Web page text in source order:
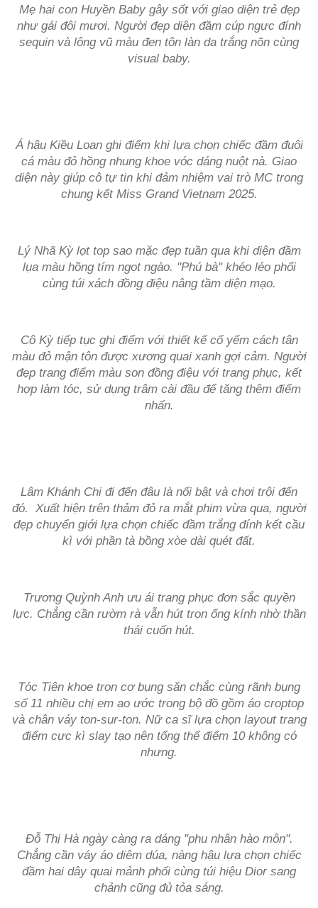
Mẹ hai con Huyền Baby gây sốt với giao diện trẻ đẹp
như gái đôi mươi. Người đẹp diện đầm cúp ngực đính
sequin và lông vũ màu đen tôn làn da trắng nõn cùng
visual baby.
Á hậu Kiều Loan ghi điểm khi lựa chọn chiếc đầm đuôi
cá màu đỏ hồng nhung khoe vóc dáng nuột nà. Giao
diện này giúp cô tự tin khi đảm nhiệm vai trò MC trong
chung kết Miss Grand Vietnam 2025.
Lý Nhã Kỳ lọt top sao mặc đẹp tuần qua khi diện đầm
lụa màu hồng tím ngọt ngào. "Phú bà" khéo léo phối
cùng túi xách đồng điệu nâng tầm diện mạo.
Cô Kỳ tiếp tục ghi điểm với thiết kế cổ yếm cách tân
màu đỏ mận tôn được xương quai xanh gợi cảm. Người
đẹp trang điểm màu son đồng điệu với trang phục, kết
hợp làm tóc, sử dụng trâm cài đầu để tăng thêm điểm
nhấn.
Lâm Khánh Chi đi đến đâu là nổi bật và chơi trội đến
đó. Xuất hiện trên thảm đỏ ra mắt phim vừa qua, người
đẹp chuyển giới lựa chọn chiếc đầm trắng đính kết cầu
kì với phần tà bồng xòe dài quét đất.
Trương Quỳnh Anh ưu ái trang phục đơn sắc quyền
lực. Chẳng cần rườm rà vẫn hút trọn ống kính nhờ thần
thái cuốn hút.
Tóc Tiên khoe trọn cơ bụng săn chắc cùng rãnh bụng
số 11 nhiều chị em ao ước trong bộ đồ gồm áo croptop
và chân váy ton-sur-ton. Nữ ca sĩ lựa chọn layout trang
điểm cực kì slay tạo nên tổng thể điểm 10 không có
nhưng.
Đỗ Thị Hà ngày càng ra dáng "phu nhân hào môn".
Chẳng cần váy áo diêm dúa, nàng hậu lựa chọn chiếc
đầm hai dây quai mảnh phối cùng túi hiệu Dior sang
chảnh cũng đủ tỏa sáng.